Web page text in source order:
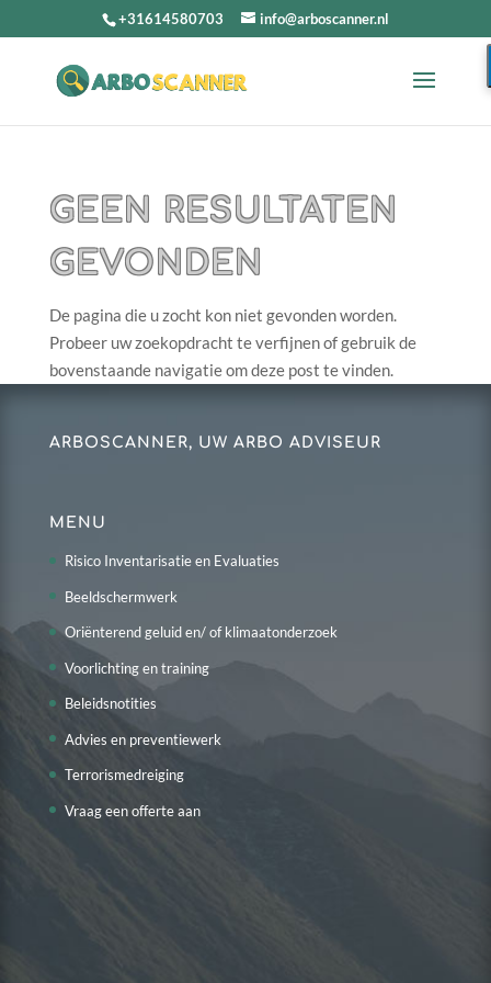
+31614580703 info@arboscanner.nl
GEEN RESULTATEN
GEVONDEN
De pagina die u zocht kon niet gevonden worden.
Probeer uw zoekopdracht te verfijnen of gebruik de
bovenstaande navigatie om deze post te vinden.
ARBOSCANNER, UW ARBO ADVISEUR
MENU
Risico Inventarisatie en Evaluaties
Beeldschermwerk
Oriënterend geluid en/ of klimaatonderzoek
Voorlichting en training
Beleidsnotities
Advies en preventiewerk
Terrorismedreiging
Vraag een offerte aan